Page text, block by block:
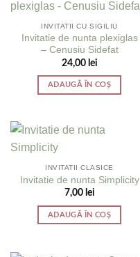
INVITATII CU SIGILIU
Invitatie de nunta plexiglas
– Cenusiu Sidefat
24,00 lei
ADAUGĂ ÎN COȘ
INVITATII CLASICE
Invitatie de nunta Simplicity
7,00 lei
ADAUGĂ ÎN COȘ